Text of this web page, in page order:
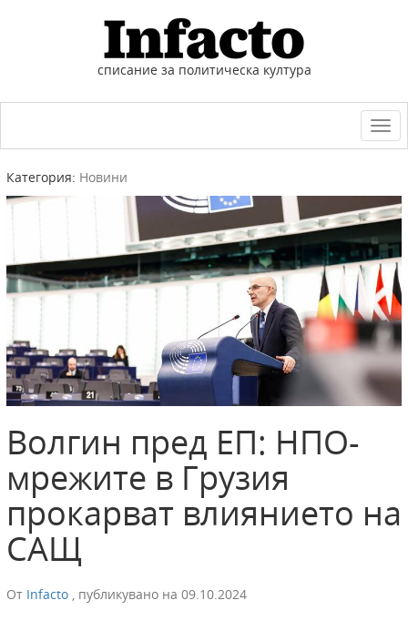
списание за политическа култура
Категория: Новини
Волгин пред ЕП: НПО-
мрежите в Грузия
прокарват влиянието на
САЩ
От Infacto , публикувано на 09.10.2024